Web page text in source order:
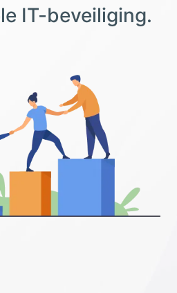
IT-beveiliging.